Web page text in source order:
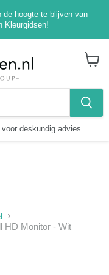
hoogte te blijven van
Kleurgidsen!
deskundig advies.
HD Monitor - Wit